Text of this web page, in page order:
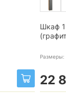
Шкаф
Размеры:
22